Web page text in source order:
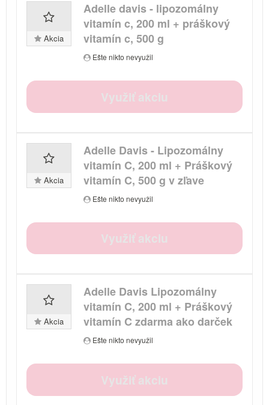
Akcia
Adelle davis - lipozomálny
vitamín c, 200 ml + práškový
vitamín c, 500 g
Ešte nikto nevyužil
Využiť akciu
Akcia
Adelle Davis - Lipozomálny
vitamín C, 200 ml + Práškový
vitamín C, 500 g v zľave
Ešte nikto nevyužil
Využiť akciu
Akcia
Adelle Davis Lipozomálny
vitamín C, 200 ml + Práškový
vitamín C zdarma ako darček
Ešte nikto nevyužil
Využiť akciu